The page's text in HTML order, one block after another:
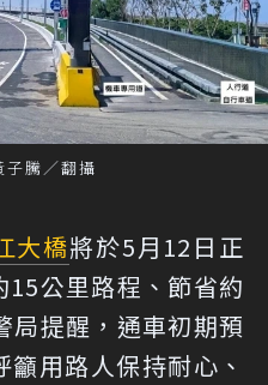
子騰／翻攝
大橋將於5月12日正
公里路程、節省約
局提醒，通車初期預
用路人保持耐心、